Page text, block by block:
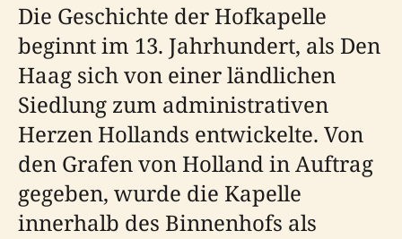
Die Geschichte der Hofkapelle
beginnt im 13. Jahrhundert, als Den
Haag sich von einer ländlichen
Siedlung zum administrativen
Herzen Hollands entwickelte. Von
den Grafen von Holland in Auftrag
gegeben, wurde die Kapelle
innerhalb des Binnenhofs als